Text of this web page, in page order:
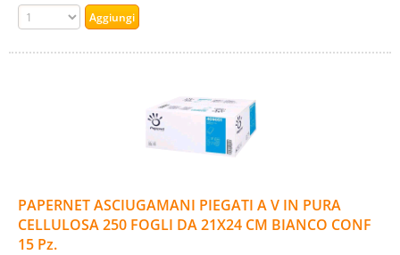
PAPERNET ASCIUGAMANI PIEGATI A V IN PURA
CELLULOSA 250 FOGLI DA 21X24 CM BIANCO CONF
15 Pz.